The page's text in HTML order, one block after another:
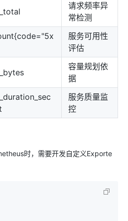
请求频率异
常检测
服务可用性
评估
容量规划依
据
服务质量监
控
时，需要开发自定义Exporte